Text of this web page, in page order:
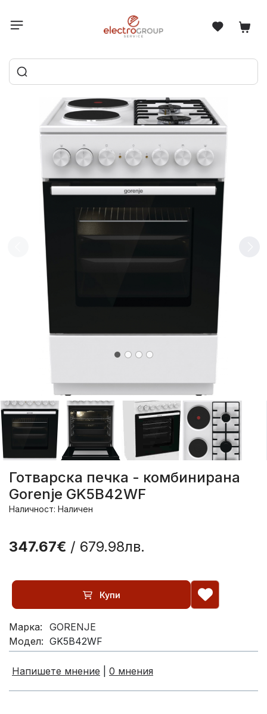
Готварска печка - комбинирана
Gorenje GK5B42WF
Наличност: Наличен
347.67€ / 679.98лв.
Купи
Марка:
GORENJE
Модел: GK5B42WF
Напишете мнение 0 мнения